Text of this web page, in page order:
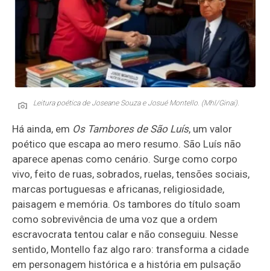
Leitura poética de Joseane Souza e Josué Montello. (Mhl/Ginai).
Há ainda, em Os Tambores de São Luís, um valor
poético que escapa ao mero resumo. São Luís não
aparece apenas como cenário. Surge como corpo
vivo, feito de ruas, sobrados, ruelas, tensões sociais,
marcas portuguesas e africanas, religiosidade,
paisagem e memória. Os tambores do título soam
como sobrevivência de uma voz que a ordem
escravocrata tentou calar e não conseguiu. Nesse
sentido, Montello faz algo raro: transforma a cidade
em personagem histórica e a história em pulsação